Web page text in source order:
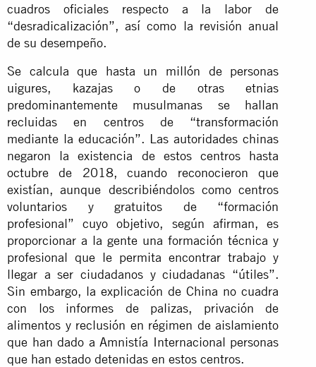
cuadros oficiales respecto a la labor de
“desradicalización”, así como la revisión anual
de su desempeño.
Se calcula que hasta un millón de personas
uigures, kazajas o de otras etnias
predominantemente musulmanas se hallan
recluidas en centros de “transformación
mediante la educación”. Las autoridades chinas
negaron la existencia de estos centros hasta
octubre de 2018, cuando reconocieron que
existían, aunque describiéndolos como centros
voluntarios y gratuitos de “formación
profesional” cuyo objetivo, según afirman, es
proporcionar a la gente una formación técnica y
profesional que le permita encontrar trabajo y
llegar a ser ciudadanos y ciudadanas “útiles”.
Sin embargo, la explicación de China no cuadra
con los informes de palizas, privación de
alimentos y reclusión en régimen de aislamiento
que han dado a Amnistía Internacional personas
que han estado detenidas en estos centros.